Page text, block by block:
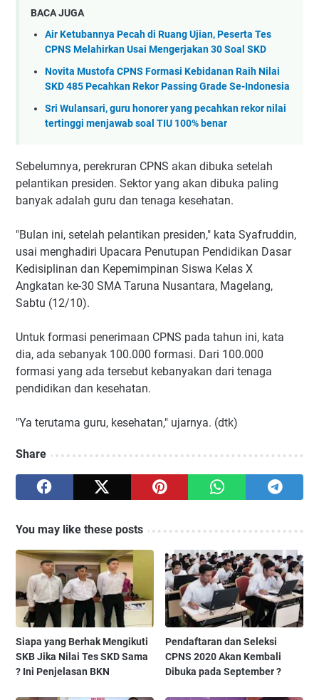
BACA JUGA
Air Ketubannya Pecah di Ruang Ujian, Peserta Tes
CPNS Melahirkan Usai Mengerjakan 30 Soal SKD
Novita Mustofa CPNS Formasi Kebidanan Raih Nilai
SKD 485 Pecahkan Rekor Passing Grade Se-Indonesia
Sri Wulansari, guru honorer yang pecahkan rekor nilai
tertinggi menjawab soal TIU 100% benar
Sebelumnya, perekruran CPNS akan dibuka setelah
pelantikan presiden. Sektor yang akan dibuka paling
banyak adalah guru dan tenaga kesehatan.
"Bulan ini, setelah pelantikan presiden," kata Syafruddin,
usai menghadiri Upacara Penutupan Pendidikan Dasar
Kedisiplinan dan Kepemimpinan Siswa Kelas X
Angkatan ke-30 SMA Taruna Nusantara, Magelang,
Sabtu (12/10).
Untuk formasi penerimaan CPNS pada tahun ini, kata
dia, ada sebanyak 100.000 formasi. Dari 100.000
formasi yang ada tersebut kebanyakan dari tenaga
pendidikan dan kesehatan.
"Ya terutama guru, kesehatan," ujarnya. (dtk)
Share
You may like these posts
Siapa yang Berhak Mengikuti
SKB Jika Nilai Tes SKD Sama
? Ini Penjelasan BKN
Pendaftaran dan Seleksi
CPNS 2020 Akan Kembali
Dibuka pada September ?